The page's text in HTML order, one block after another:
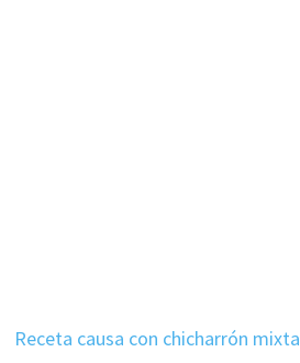
Receta causa con chicharrón mixta